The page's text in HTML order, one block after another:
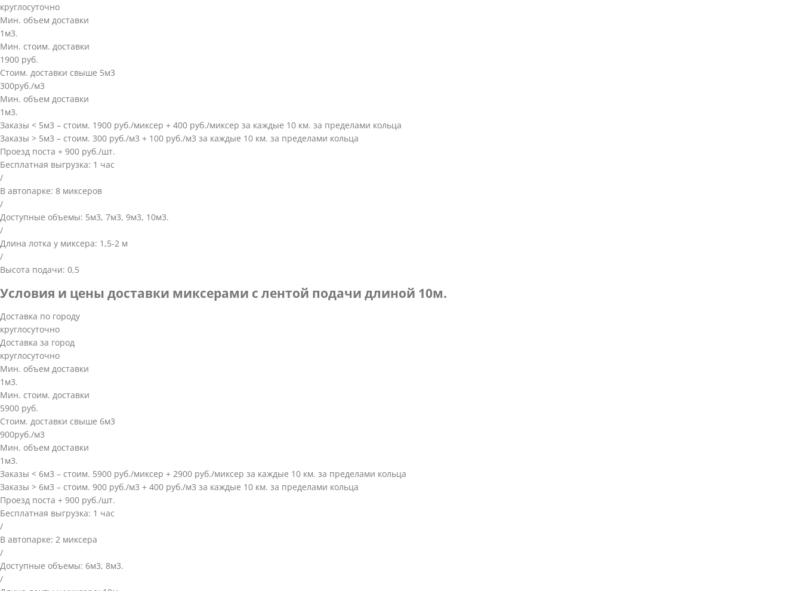
круглосуточно
Мин. объем доставки
1м3.
Мин. стоим. доставки
1900 руб.
Стоим. доставки свыше 5м3
300руб./м3
Мин. объем доставки
1м3.
Заказы < 5м3 – стоим. 1900 руб./миксер + 400 руб./миксер за каждые 10 км. за пределами кольца
Заказы > 5м3 – стоим. 300 руб./м3 + 100 руб./м3 за каждые 10 км. за пределами кольца
Проезд поста + 900 руб./шт.
Бесплатная выгрузка: 1 час
/
В автопарке: 8 миксеров
/
Доступные объемы: 5м3, 7м3, 9м3, 10м3.
/
Длина лотка у миксера: 1,5-2 м
/
Высота подачи: 0,5
Условия и цены доставки миксерами с лентой подачи длиной 10м.
Доставка по городу
круглосуточно
Доставка за город
круглосуточно
Мин. объем доставки
1м3.
Мин. стоим. доставки
5900 руб.
Стоим. доставки свыше 6м3
900руб./м3
Мин. объем доставки
1м3.
Заказы < 6м3 – стоим. 5900 руб./миксер + 2900 руб./миксер за каждые 10 км. за пределами кольца
Заказы > 6м3 – стоим. 900 руб./м3 + 400 руб./м3 за каждые 10 км. за пределами кольца
Проезд поста + 900 руб./шт.
Бесплатная выгрузка: 1 час
/
В автопарке: 2 миксера
/
Доступные объемы: 6м3, 8м3.
/